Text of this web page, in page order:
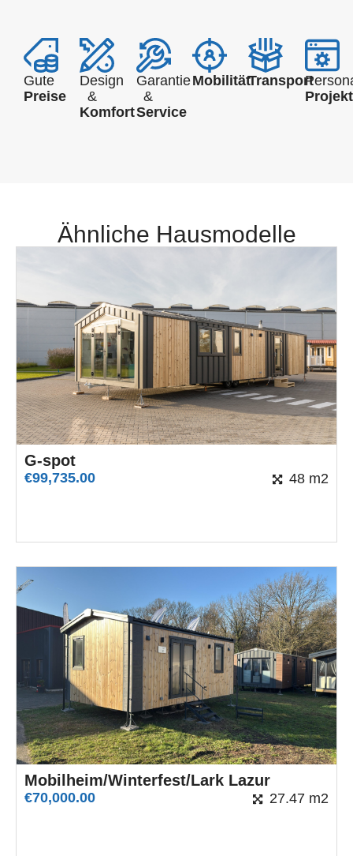
Gute
Preise
Design
&
Komfort
Garantie
&
Service
MobilitätTransport
Ähnliche Hausmodelle
G-spot
€99,735.00 48 m2
Mobilheim/Winterfest/Lark Lazur
€70,000.00 27.47 m2